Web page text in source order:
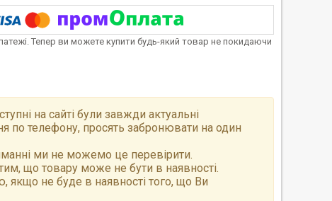
Тепер ви можете купити будь-який товар не покидаючи
на сайті були завжди актуальні
по телефону, просять забронювати на один
ми не можемо це перевірити.
що товару може не бути в наявності.
якщо не буде в наявності того, що Ви